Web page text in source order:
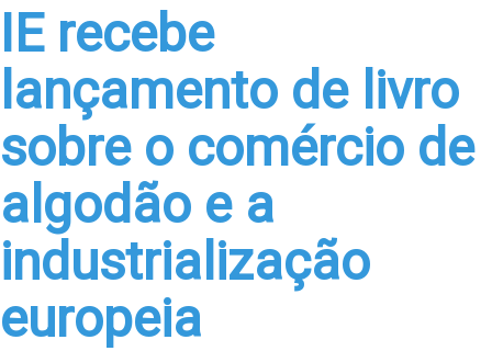
IE recebe
lançamento de livro
sobre o comércio de
algodão e a
industrialização
europeia